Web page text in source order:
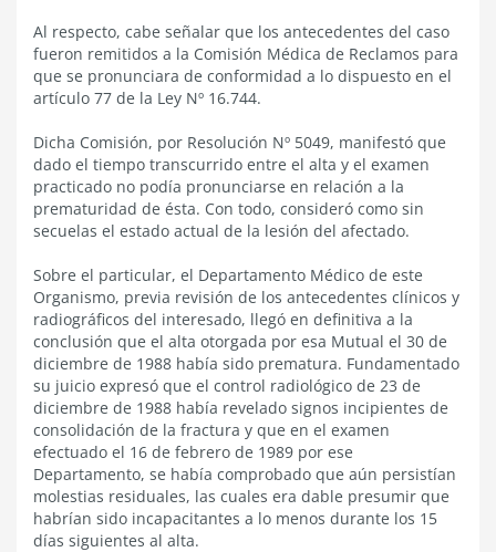
Al respecto, cabe señalar que los antecedentes del caso
fueron remitidos a la Comisión Médica de Reclamos para
que se pronunciara de conformidad a lo dispuesto en el
artículo 77 de la Ley Nº 16.744.
Dicha Comisión, por Resolución Nº 5049, manifestó que
dado el tiempo transcurrido entre el alta y el examen
practicado no podía pronunciarse en relación a la
prematuridad de ésta. Con todo, consideró como sin
secuelas el estado actual de la lesión del afectado.
Sobre el particular, el Departamento Médico de este
Organismo, previa revisión de los antecedentes clínicos y
radiográficos del interesado, llegó en definitiva a la
conclusión que el alta otorgada por esa Mutual el 30 de
diciembre de 1988 había sido prematura. Fundamentado
su juicio expresó que el control radiológico de 23 de
diciembre de 1988 había revelado signos incipientes de
consolidación de la fractura y que en el examen
efectuado el 16 de febrero de 1989 por ese
Departamento, se había comprobado que aún persistían
molestias residuales, las cuales era dable presumir que
habrían sido incapacitantes a lo menos durante los 15
días siguientes al alta.